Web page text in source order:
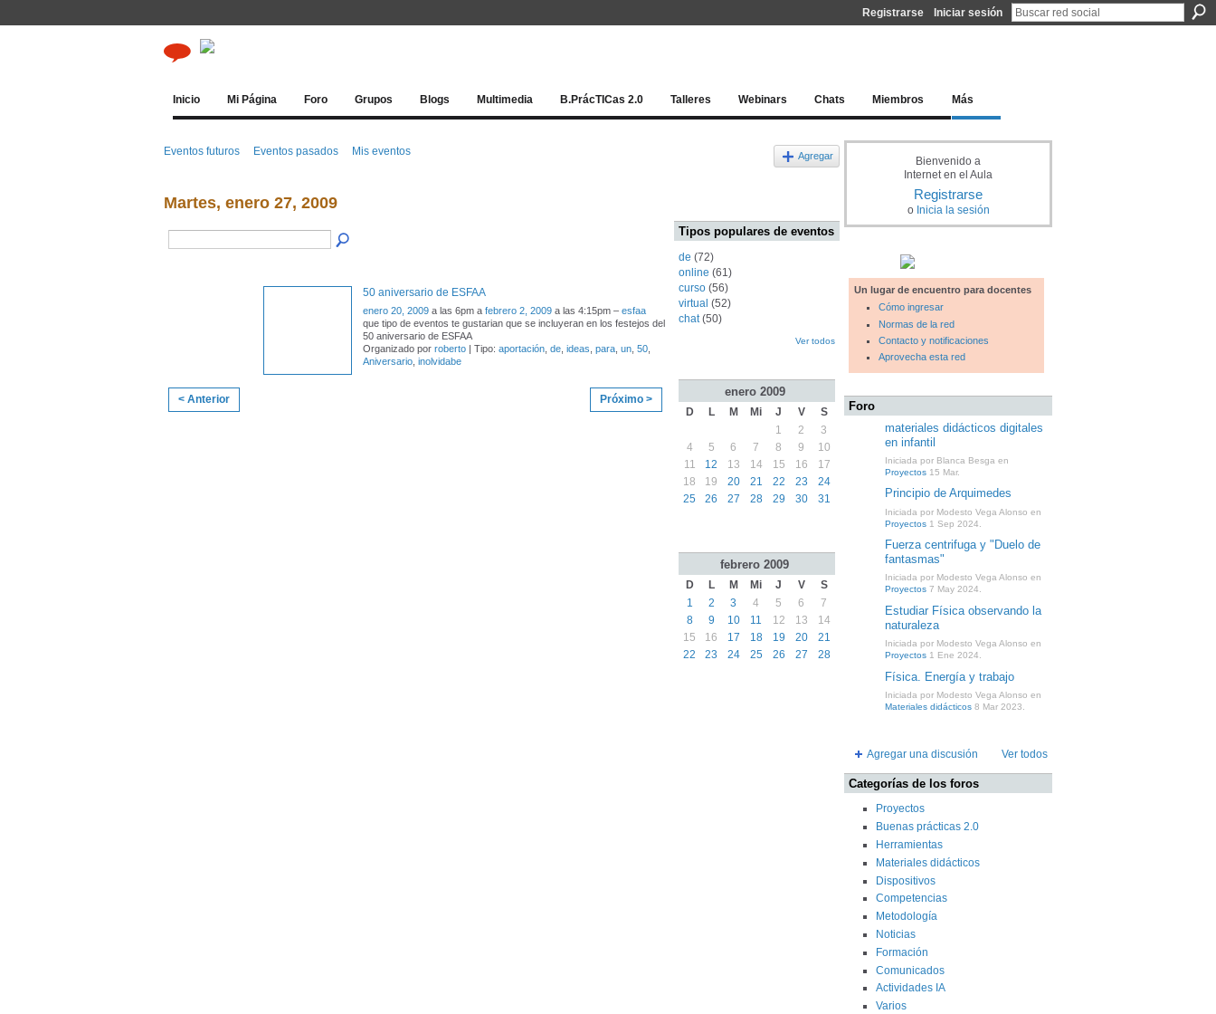
Registrarse Iniciar sesión
Inicio Mi Página Foro Grupos Blogs Multimedia B.PrácTICas 2.0 Talleres Webinars Chats Miembros Más
Eventos futuros Eventos pasados Mis eventos Agregar
Martes, enero 27, 2009
50 aniversario de ESFAA
enero 20, 2009 a las 6pm a febrero 2, 2009 a las 4:15pm – esfaa
que tipo de eventos te gustarian que se incluyeran en los festejos del
50 aniversario de ESFAA
Organizado por roberto | Tipo: aportación de ideas para un 50
Aniversario inolvidabe
< Anterior Próximo >
Tipos populares de eventos
de (72)
online (61)
curso (56)
virtual (52)
chat(50)
Ver todos
enero 2009
D L M Mi J V
S
1
2
3
4
5 6 7 8 9
10
11
12 13 14 15 16
17
18
19 20 21 22 23
24
25
26 27 28 29 30 31
febrero 2009
D L M Mi J V
S
1
2 3 4 5 6
7
8
9 10 11 12 13
14
15
16 17 18 19 20
21
22
23 24 25 26 27 28
Bienvenido a
Internet en el Aula
Registrarse
o Inicia la sesión
Un lugar de encuentro para docentes
Cómo ingresar
Normas de la red
Contacto y notificaciones
Aprovecha esta red
Foro
materiales didácticos digitales
en infantil
Iniciada por Blanca Besga en
Proyectos 15 Mar.
Principio de Arquimedes
Iniciada por Modesto Vega Alonso en
Proyectos 1 Sep 2024.
Fuerza centrifuga y "Duelo de
fantasmas"
Iniciada por Modesto Vega Alonso en
Proyectos 7 May 2024.
Estudiar Física observando la
naturaleza
Iniciada por Modesto Vega Alonso en
Proyectos 1 Ene 2024.
Física. Energía y trabajo
Iniciada por Modesto Vega Alonso en
Materiales didácticos 8 Mar 2023.
Agregar una discusión Ver todos
Categorías de los foros
Proyectos
Buenas prácticas 2.0
Herramientas
Materiales didácticos
Dispositivos
Competencias
Metodología
Noticias
Formación
Comunicados
Actividades IA
Varios